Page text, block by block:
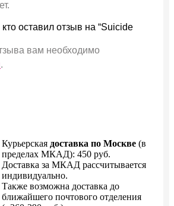
оставил отзыв на “Suicide
вам необходимо
.
Курьерская доставка по Москве (в
пределах МКАД): 450 руб.
Доставка за МКАД рассчитывается
индивидуально.
Также возможна доставка до
ближайшего почтового отделения